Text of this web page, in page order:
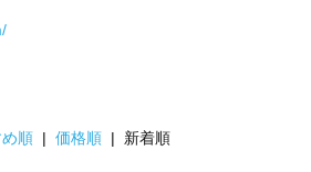
順 | 価格順 | 新着順